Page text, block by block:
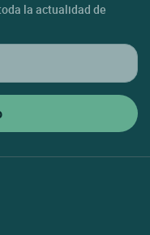
la actualidad de